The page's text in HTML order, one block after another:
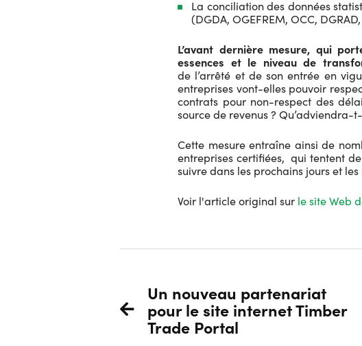
La conciliation des données
(DGDA, OGEFREM, OCC,
L’avant dernière mesure, qui
essences et le niveau de
de l’arrêté et de son entrée en
entreprises vont-elles pouvoir
contrats pour non-respect des
source de revenus ?
Cette mesure entraîne ainsi de
entreprises certifiées, qui tentent
suivre dans les prochains jours et
Voir l'article original sur le site Web
Un nouveau partenariat
pour le site internet Timber
Trade Portal